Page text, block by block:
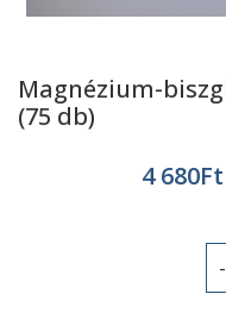
Magnézium-
(75 db)
4 680Ft